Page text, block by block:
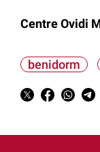
Centre Ovidi
benidorm